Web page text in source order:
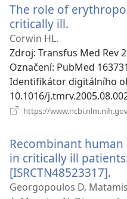
The role of
critically ill.
okno)
Corwin HL.
Zdroj‎: Transfus Med Rev
Označení‎: PubMed
Identifikátor digitálního
10.1016/
https://
Recombinant
in critically ill
[ISRCTN48523317].
Georgopoulos D,